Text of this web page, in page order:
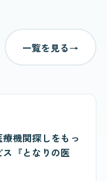
一覧を見る→
機関探しをもっ
『となりの医